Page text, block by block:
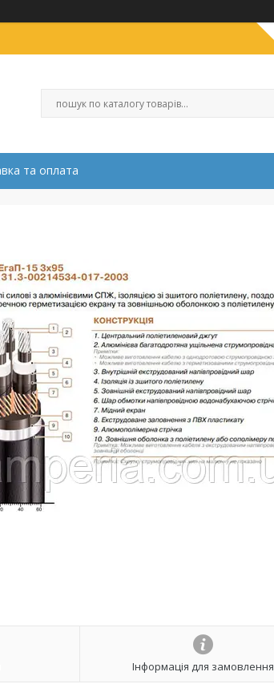
та оплата
Інформація для замовлення